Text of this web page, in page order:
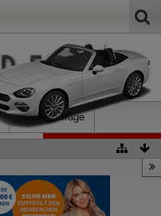
Neue Beiträge